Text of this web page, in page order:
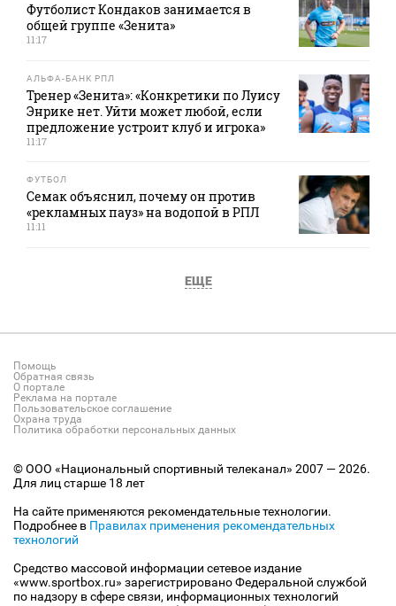
Футболист Кондаков занимается в
общей группе «Зенита»
11:17
АЛЬФА-БАНК РПЛ
Тренер «Зенита»: «Конкретики по Луису
Энрике нет. Уйти может любой, если
предложение устроит клуб и игрока»
11:17
ФУТБОЛ
Семак объяснил, почему он против
«рекламных пауз» на водопой в РПЛ
11:11
ЕЩЕ
Помощь
Обратная связь
О портале
Реклама на портале
Пользовательское соглашение
Охрана труда
Политика обработки персональных данных
© ООО «Национальный спортивный телеканал» 2007 — 2026.
Для лиц старше 18 лет
На сайте применяются рекомендательные технологии.
Подробнее в Правилах применения рекомендательных
технологий
Средство массовой информации сетевое издание
«www.sportbox.ru» зарегистрировано Федеральной службой
по надзору в сфере связи, информационных технологий